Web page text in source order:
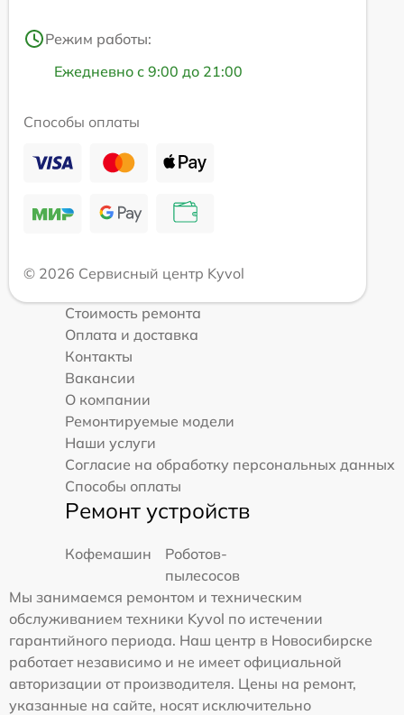
Режим работы:
Ежедневно с 9:00 до 21:00
Способы оплаты
© 2026 Сервисный центр Kyvol
Стоимость ремонта
Оплата и доставка
Контакты
Вакансии
О компании
Ремонтируемые модели
Наши услуги
Согласие на обработку персональных данных
Способы оплаты
Ремонт устройств
Кофемашин
Роботов-
пылесосов
Мы занимаемся ремонтом и техническим
обслуживанием техники Kyvol по истечении
гарантийного периода. Наш центр в Новосибирске
работает независимо и не имеет официальной
авторизации от производителя. Цены на ремонт,
указанные на сайте, носят исключительно